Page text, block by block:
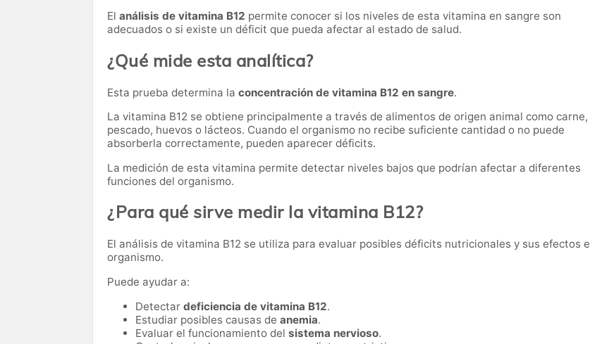
El análisis de vitamina B12 permite conocer si los niveles de esta vitamina en sangre son
adecuados o si existe un déficit que pueda afectar al estado de salud.
¿Qué mide esta analítica?
Esta prueba determina la concentración de vitamina B12 en sangre.
La vitamina B12 se obtiene principalmente a través de alimentos de origen animal como carne,
pescado, huevos o lácteos. Cuando el organismo no recibe suficiente cantidad o no puede
absorberla correctamente, pueden aparecer déficits.
La medición de esta vitamina permite detectar niveles bajos que podrían afectar a diferentes
funciones del organismo.
¿Para qué sirve medir la vitamina B12?
El análisis de vitamina B12 se utiliza para evaluar posibles déficits nutricionales y sus efectos
organismo.
Puede ayudar a:
Detectar deficiencia de vitamina B12.
Estudiar posibles causas de anemia.
Evaluar el funcionamiento del sistema nervioso.